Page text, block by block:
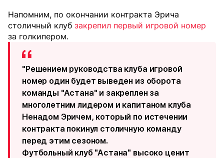
Напомним, по окончании контракта Эрича
столичный клуб закрепил первый игровой номер
за голкипером.
"Решением руководства клуба игровой
номер один будет выведен из оборота
команды "Астана" и закреплен за
многолетним лидером и капитаном клуба
Ненадом Эричем, который по истечении
контракта покинул столичную команду
перед этим сезоном.
Футбольный клуб "Астана" высоко ценит